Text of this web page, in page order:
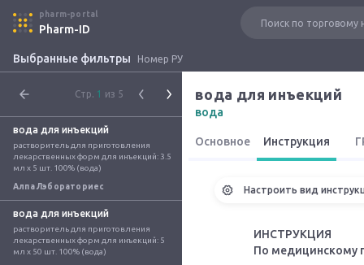
pharm-portal
Pharm-ID
Выбранные фильтры Номер РУ
Стр. 1 из 5
вода для инъекций
растворитель для приготовления
лекарственных форм для инъекций: 3.5
мл x 5 шт. 100% (вода)
Алпа Лэбораториес
вода для инъекций
растворитель для приготовления
лекарственных форм для инъекций: 5
мл x 50 шт. 100% (вода)
вода для инъекций
вода
Основное Инструкция
Настроить вид
ИНСТРУКЦИЯ
По медицинскому